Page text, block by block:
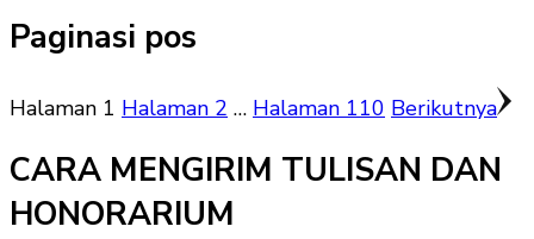
Paginasi pos
Halaman 1 Halaman 2 … Halaman 110 Berikutnya
CARA MENGIRIM TULISAN DAN
HONORARIUM